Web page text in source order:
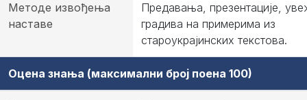
Методе извођења
наставе
Предавања, презентације,
градива на примерима из
староукрајинских текстова.
Оцена знања (максимални број поена 100)